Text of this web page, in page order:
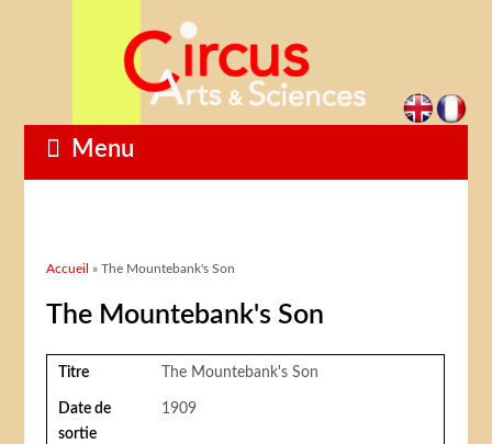
Menu
Vous êtes ici
Accueil » The Mountebank's Son
The Mountebank's Son
Titre The Mountebank's Son
Date de
sortie
1909